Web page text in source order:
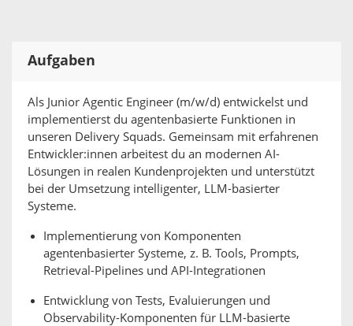
Aufgaben
Als Junior Agentic Engineer (m/w/d) entwickelst und
implementierst du agentenbasierte Funktionen in
unseren Delivery Squads. Gemeinsam mit erfahrenen
Entwickler:innen arbeitest du an modernen AI-
Lösungen in realen Kundenprojekten und unterstützt
bei der Umsetzung intelligenter, LLM-basierter
Systeme.
Implementierung von Komponenten
agentenbasierter Systeme, z. B. Tools, Prompts,
Retrieval-Pipelines und API-Integrationen
Entwicklung von Tests, Evaluierungen und
Observability-Komponenten für LLM-basierte